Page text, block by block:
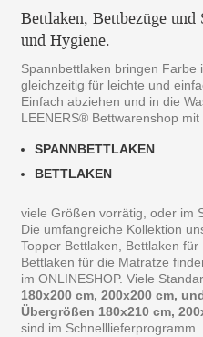
Bettlaken, Bettbezüge
und Hygiene.
Spannbettlaken bringen Farbe
gleichzeitig für leichte und
Einfach abziehen und in die
LEENERS® Bettwarenshop mit
SPANNBETTLAKEN
BETTLAKEN
viele Größen vorrätig, oder im
Die umfangreiche Kollektion
Topper Bettlaken, Bettlaken
Bettlaken für die Matratze
im ONLINESHOP. Viele
180x200 cm, 200x200 cm,
Übergrößen 180x210 cm,
sind im